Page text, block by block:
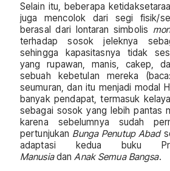
Selain itu, beberapa
juga mencolok dari segi fisik/
berasal dari lontaran simbolis
terhadap sosok jeleknya
sehingga kapasitasnya tidak
yang rupawan, manis, cakep,
sebuah kebetulan mereka
seumuran, dan itu menjadi modal
banyak pendapat, termasuk
sebagai sosok yang lebih pantas
karena sebelumnya sudah
pertunjukan Bunga Penutup Abad
adaptasi kedua buku
ManusiadanAnak Semua Bangsa.